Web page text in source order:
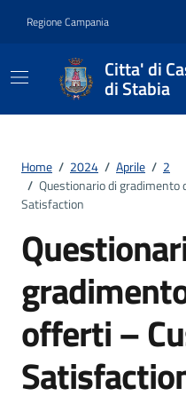
Regione Campania
Citta' di
di Stabia
Home / 2024 / Aprile / 2
/ Questionario di
Satisfaction
offerti –